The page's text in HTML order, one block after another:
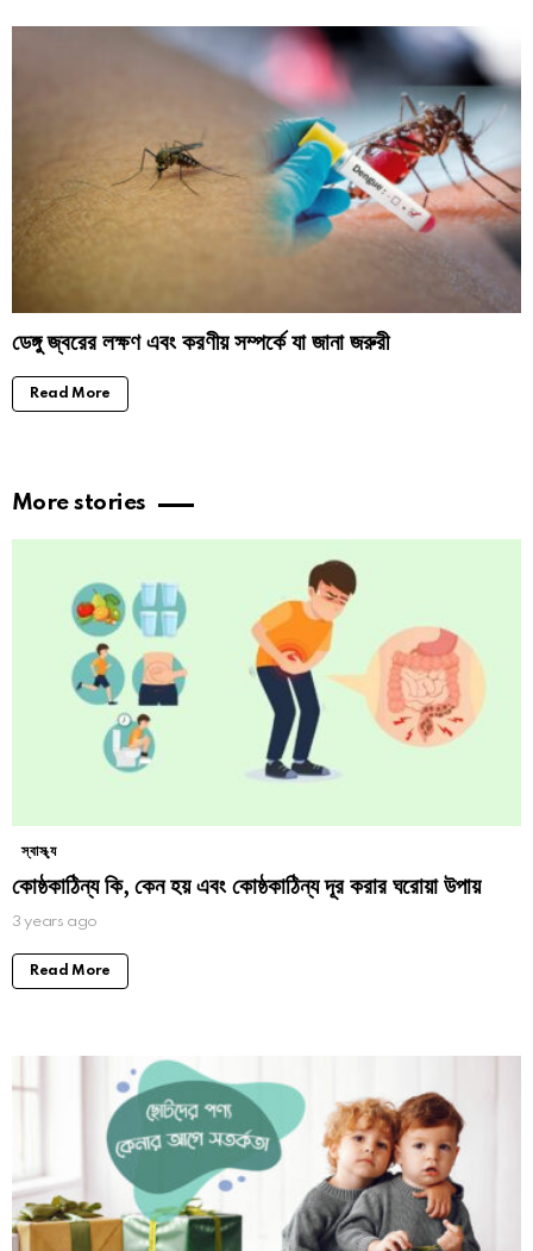
ডেঙ্গু জ্বরের লক্ষণ এবং করণীয় সম্পর্কে যা জানা জরুরী
Read More
More stories
স্বাস্থ্য
কোষ্ঠকাঠিন্য কি, কেন হয় এবং কোষ্ঠকাঠিন্য দূর করার ঘরোয়া উপায়
3 years ago
Read More